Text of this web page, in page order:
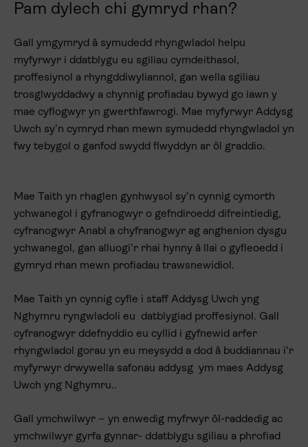
Pam dylech chi gymryd rhan?
Gall ymgymryd â symudedd rhyngwladol helpu
myfyrwyr i ddatblygu eu sgiliau cymdeithasol,
proffesiynol a rhyngddiwyliannol, gan wella sgiliau
trosglwyddadwy a chynnig profiadau bywyd go iawn y
mae cyflogwyr yn gwerthfawrogi. Mae myfyrwyr Addysg
Uwch sy’n cymryd rhan mewn symudedd rhyngwladol yn
fwy tebygol o ganfod swydd flwyddyn ar ôl graddio.
Mae Taith yn rhaglen gynhwysol sy’n cynnig cymorth
ychwanegol i gyfranogwyr o gefndiroedd difreintiedig,
cyfranogwyr Anabl a chyfranogwyr ag anghenion dysgu
ychwanegol, gan alluogi’r rhai hynny â llai o gyfleoedd i
gymryd rhan mewn profiadau trawsnewidiol.
Mae Taith yn cynnig cyfle i staff Addysg Uwch yng
Nghymru ryngwladoli eu datblygiad proffesiynol. Gall
cyfranogwyr ddefnyddio eu cyllid i gyfnewid arfer
rhyngwladol gorau yn eu meysydd a dod â buddiannau i’r
myfyrwyr drwywella safonau addysg ym maes Addysg
Uwch yng Nghymru..
Gall ymchwilwyr – yn enwedig myfrwyr ôl-raddedig ac
ymchwilwyr gyrfa gynnar- ddatblygu sgiliau a phrofiad